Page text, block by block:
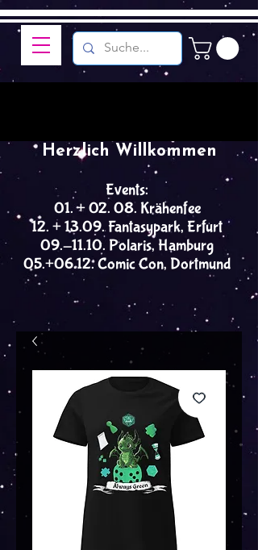
Events:
01. + 02. 08. Krähenfee
12. + 13.09. Fantasypark, Erfurt
09.-11.10. Polaris, Hamburg
05.+06.12. Comic Con, Dortmund
Herzlich Willkommen